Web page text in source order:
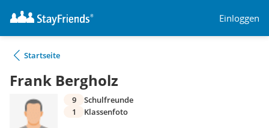
Einloggen
Startseite
Frank Bergholz
9
Schulfreunde
1
Klassenfoto